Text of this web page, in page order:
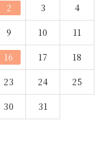
2 3 4
9 10 11
16 17 18
23 24 25
30 31